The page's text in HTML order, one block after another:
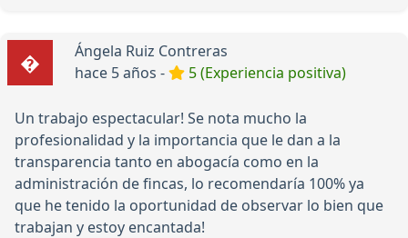
Ángela Ruiz Contreras
hace 5 años -
5 (Experiencia positiva)
Un trabajo espectacular! Se nota mucho la
profesionalidad y la importancia que le dan a la
transparencia tanto en abogacía como en la
administración de fincas, lo recomendaría 100% ya
que he tenido la oportunidad de observar lo bien que
trabajan y estoy encantada!